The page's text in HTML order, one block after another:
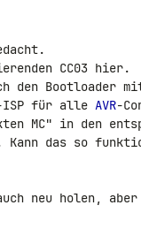
CC03 hier.
den Bootloader
ISP für alle AVR-
MC" in den
Kann das so
neu holen, aber